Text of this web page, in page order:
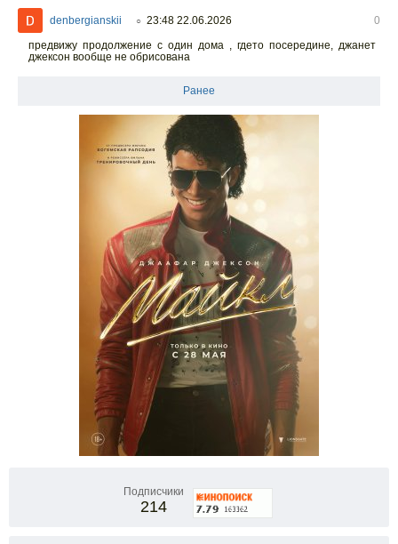
denbergianskii ○ 23:48 22.06.2026
0
предвижу продолжение с один дома , гдето посередине, джанет
джексон вообще не обрисована
Ранее
Подписчики
214